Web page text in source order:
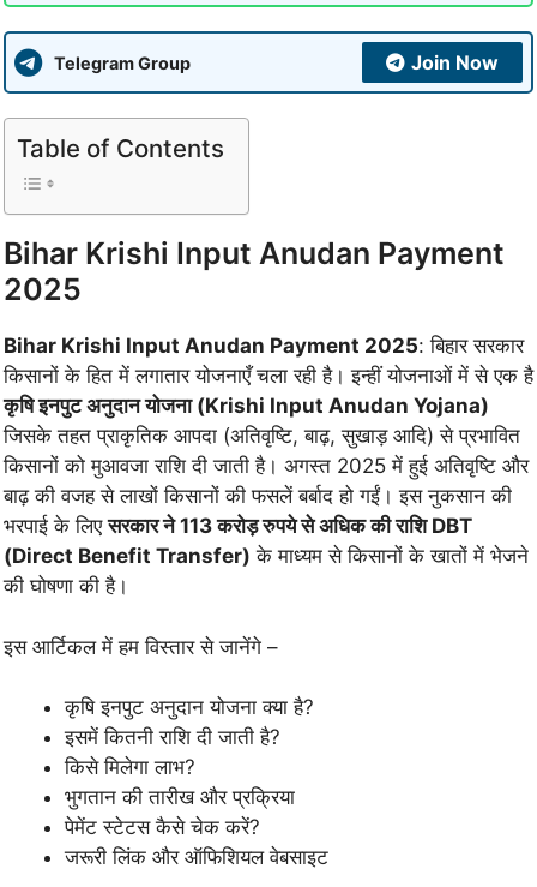
Telegram Group Join Now
Table of Contents
Bihar Krishi Input Anudan Payment
2025
Bihar Krishi Input Anudan Payment 2025: बिहार सरकार
किसानों के हित में लगातार योजनाएँ चला रही है। इन्हीं योजनाओं में से एक है
कृषि इनपुट अनुदान योजना (Krishi Input Anudan Yojana)
जिसके तहत प्राकृतिक आपदा (अतिवृष्टि, बाढ़, सुखाड़ आदि) से प्रभावित
किसानों को मुआवजा राशि दी जाती है। अगस्त 2025 में हुई अतिवृष्टि और
बाढ़ की वजह से लाखों किसानों की फसलें बर्बाद हो गईं। इस नुकसान की
भरपाई के लिएसरकार ने 113 करोड़ रुपये से अधिक की राशि DBT
(Direct Benefit Transfer) के माध्यम से किसानों के खातों में भेजने
की घोषणा की है।
इस आर्टिकल में हम विस्तार से जानेंगे –
कृषि इनपुट अनुदान योजना क्या है?
इसमें कितनी राशि दी जाती है?
किसे मिलेगा लाभ?
भुगतान की तारीख और प्रक्रिया
पेमेंट स्टेटस कैसे चेक करें?
जरूरी लिंक और ऑफिशियल वेबसाइट